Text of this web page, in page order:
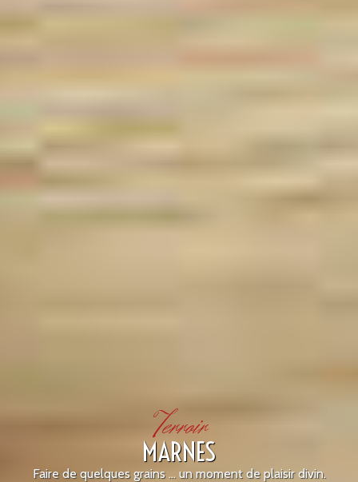
Terroir
MARNES
Faire de quelques grains ... un moment de plaisir divin.